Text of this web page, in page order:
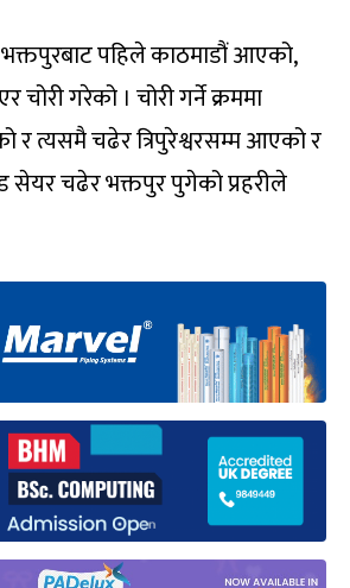
भक्तपुरबाट पहिले काठमाडौं आएको,
चोरी गरेको । चोरी गर्ने क्रममा
त्यसमै चढेर त्रिपुरेश्वरसम्म आएको र
सेयर चढेर भक्तपुर पुगेको प्रहरीले